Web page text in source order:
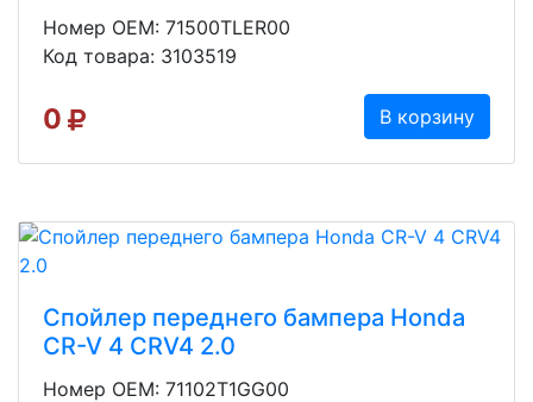
Номер OEM: 71500TLER00
Код товара: 3103519
0 В корзину
Спойлер переднего бампера Honda
CR-V 4 CRV4 2.0
Номер OEM: 71102T1GG00